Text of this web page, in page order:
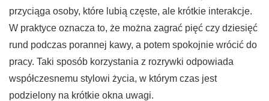
przyciąga osoby, które lubią częste, ale krótkie interakcje.
W praktyce oznacza to, że można zagrać pięć czy dziesięć
rund podczas porannej kawy, a potem spokojnie wrócić do
pracy. Taki sposób korzystania z rozrywki odpowiada
współczesnemu stylowi życia, w którym czas jest
podzielony na krótkie okna uwagi.